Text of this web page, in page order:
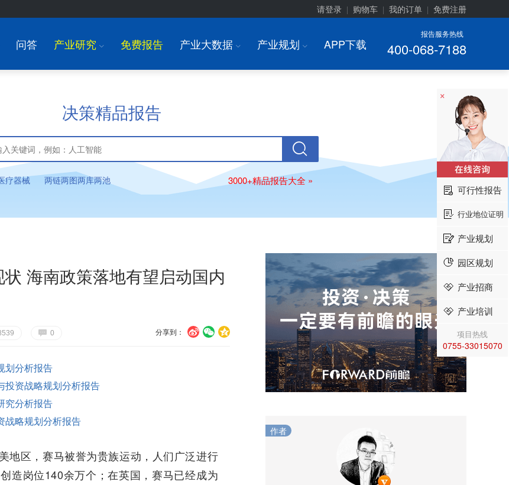
请登录 购物车 我的订单 免费注册
报告服务热线
400-068-7188
问答 产业研究 I 免费报告 产业大数据 I 产业规划 I APP下载
决策精品报告
疗器械 两链两图两库两池 3000+精品报告大全 »
海南政策落地有望启动国内
U V c
分享到：
G 0
划分析报告
投资战略规划分析报告
究分析报告
战略规划分析报告
地区，赛马被誉为贵族运动，人们广泛进行
造岗位140余万个；在英国，赛马已经成为
作者
×
可行性报告
行业地位证明
产业规划
园区规划
产业招商
产业培训
项目热线
0755-33015070